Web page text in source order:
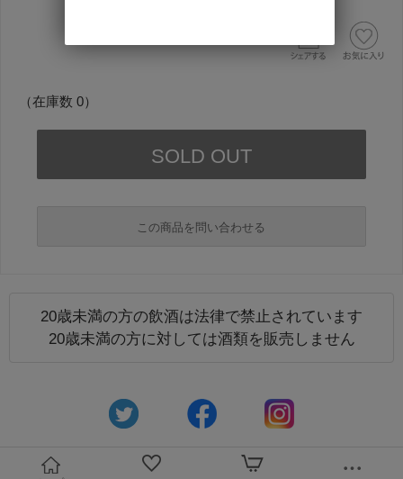
（在庫数 0）
この商品を問い合わせる
必須
20歳未満の方の飲酒は法律で禁止されています
20歳未満の方に対しては酒類を販売しません